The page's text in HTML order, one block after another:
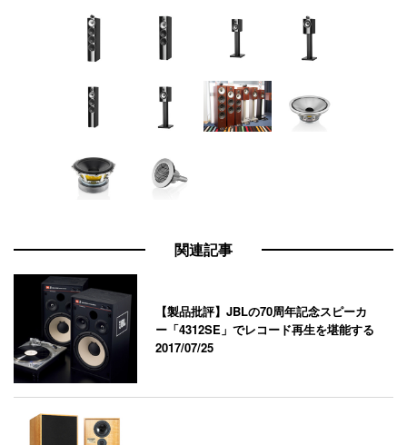
関連記事
【製品批評】JBLの70周年記念スピーカ
ー「4312SE」でレコード再生を堪能する
2017/07/25